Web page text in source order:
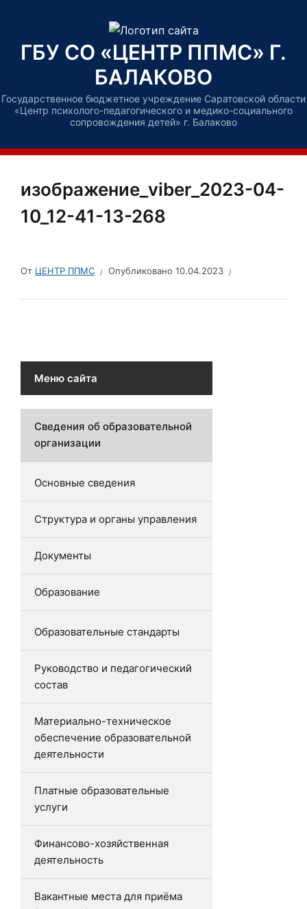
ГБУ СО «ЦЕНТР ППМС» Г.
БАЛАКОВО
Государственное бюджетное учреждение Саратовской области
«Центр психолого-педагогического и медико-социального
сопровождения детей» г. Балаково
изображение_viber_2023-04-
10_12-41-13-268
От ЦЕНТР ППМС Опубликовано 10.04.2023
Меню сайта
Сведения об образовательной
организации
Основные сведения
Структура и органы управления
Документы
Образование
Образовательные стандарты
Руководство и педагогический
состав
Материально-техническое
обеспечение образовательной
деятельности
Платные образовательные
услуги
Финансово-хозяйственная
деятельность
Вакантные места для приёма